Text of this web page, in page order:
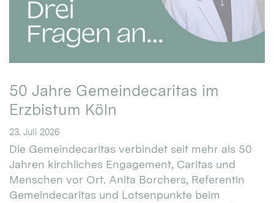
50 Jahre Gemeindecaritas im
Erzbistum Köln
23. Juli 2026
Die Gemeindecaritas verbindet seit mehr als 50
Jahren kirchliches Engagement, Caritas und
Menschen vor Ort. Anita Borchers, Referentin
Gemeindecaritas und Lotsenpunkte beim